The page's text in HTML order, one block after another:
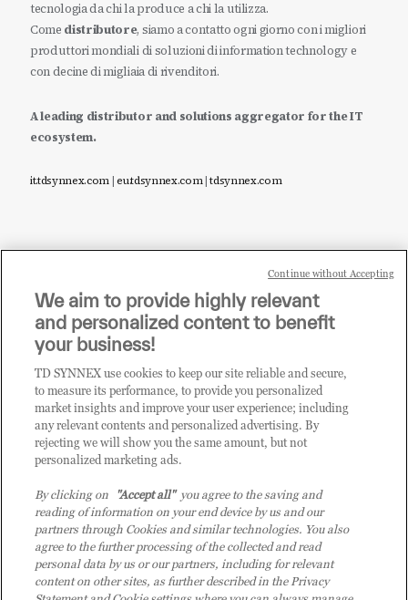
tecnologia da chi la produce a chi la utilizza.
Come distributore, siamo a contatto ogni giorno con i migliori
produttori mondiali di soluzioni di information technology e
con decine di migliaia di rivenditori.
A leading distributor and solutions aggregator for the IT
ecosystem.
it.tdsynnex.com|eu.tdsynnex.com|tdsynnex.com
Sei un rivenditore di tecnologia e desideri acquistare
i prodotti o le soluzioni trattate sul blog?
CLICCA QUI E DIVENTA
CLIENTE TD SYNNEX
We aim to provide highly relevant
and personalized content to benefit
your business!
TD SYNNEX use cookies to keep our site reliable and secure,
to measure its performance, to provide you personalized
market insights and improve your user experience; including
any relevant contents and personalized advertising. By
rejecting we will show you the same amount, but not
personalized marketing ads.
By clicking on "Accept all"you agree to the saving and
reading of information on your end device by us and our
partners through Cookies and similar technologies. You also
agree to the further processing of the collected and read
personal data by us or our partners, including for relevant
content on other sites, as further described in the Privacy
Continue without Accepting